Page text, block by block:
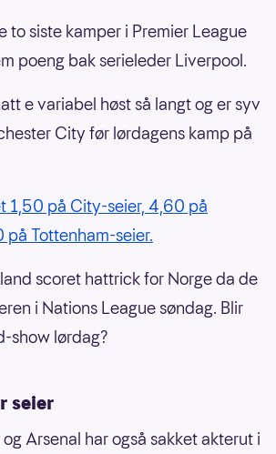
to siste kamper i Premier League
poeng bak serieleder Liverpool.
e variabel høst så langt og er syv
City før lørdagens kamp på
1,50 på City-seier, 4,60 på
Tottenham-seier.
scoret hattrick for Norge da de
i Nations League søndag. Blir
show lørdag?
seier
Arsenal har også sakket akterut i